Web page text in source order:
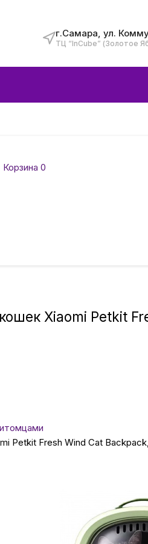
г.Самара, ул.
ТЦ “InCube” (Золотое
Корзина 0
Xiaomi Petkit
Petkit Fresh Wind Cat